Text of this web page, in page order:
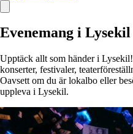
Evenemang i Lysekil
Upptäck allt som händer i
konserter, festivaler,
Oavsett om du är lokalbo eller
uppleva i Lysekil.